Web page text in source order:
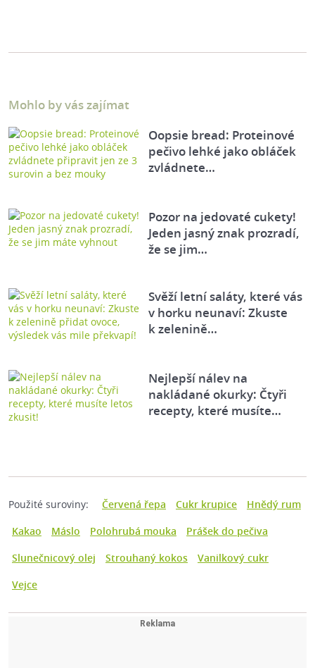
Mohlo by vás zajímat
Oopsie bread: Proteinové
pečivo lehké jako obláček
zvládnete…
Pozor na jedovaté cukety!
Jeden jasný znak prozradí,
že se jim…
Svěží letní saláty, které vás
v horku neunaví: Zkuste
k zelenině…
Nejlepší nálev na
nakládané okurky: Čtyři
recepty, které musíte…
Použité suroviny: Červená řepa Cukr krupice
Hnědý rum
Kakao
Máslo Polohrubá mouka
Prášek do pečiva
Slunečnicový olej
Strouhaný kokos
Vanilkový cukr
Vejce